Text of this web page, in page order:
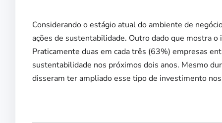
Considerando o estágio atual do ambiente de
ações de sustentabilidade. Outro dado que mostra
Praticamente duas em cada três (63%) empresas
sustentabilidade nos próximos dois anos. Mesmo
disseram ter ampliado esse tipo de investimento